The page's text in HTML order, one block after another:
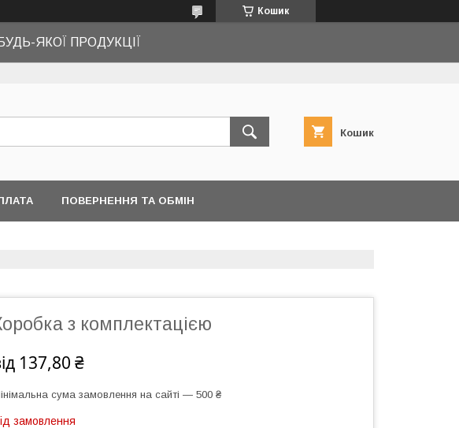
Кошик
ЯКОЇ ПРОДУКЦІЇ
Кошик
ПОВЕРНЕННЯ ТА ОБМІН
з комплектацією
137,80 ₴
сума замовлення на сайті — 500 ₴
замовлення